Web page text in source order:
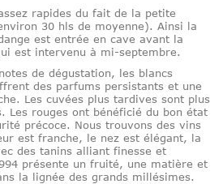
rapides du fait de la petite
30 hls de moyenne). Ainsi la
est entrée en cave avant la
est intervenu à mi-septembre.
de dégustation, les blancs
des parfums persistants et une
Les cuvées plus tardives sont plus
Les rouges ont bénéficié du bon état
précoce. Nous trouvons des vins
est franche, le nez est élégant, la
des tanins alliant finesse et
présente un fruité, une matière et
la lignée des grands millésimes.